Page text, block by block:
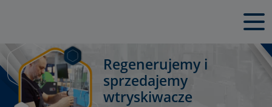
Regenerujemy i
sprzedajemy
wtryskiwacze